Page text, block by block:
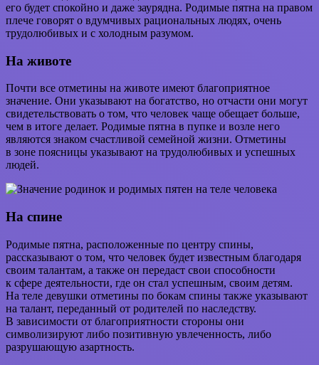
его будет спокойно и даже заурядна. Родимые пятна на правом
плече говорят о вдумчивых рациональных людях, очень
трудолюбивых и с холодным разумом.
На животе
Почти все отметины на животе имеют благоприятное
значение. Они указывают на богатство, но отчасти они могут
свидетельствовать о том, что человек чаще обещает больше,
чем в итоге делает. Родимые пятна в пупке и возле него
являются знаком счастливой семейной жизни. Отметины
в зоне поясницы указывают на трудолюбивых и успешных
людей.
На спине
Родимые пятна, расположенные по центру спины,
рассказывают о том, что человек будет известным благодаря
своим талантам, а также он передаст свои способности
к сфере деятельности, где он стал успешным, своим детям.
На теле девушки отметины по бокам спины также указывают
на талант, переданный от родителей по наследству.
В зависимости от благоприятности стороны они
символизируют либо позитивную увлеченность, либо
разрушающую азартность.